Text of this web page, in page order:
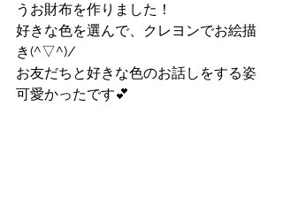
うお財布を作りました！
好きな色を選んで、クレヨンでお絵描
き(^▽^)/
お友だちと好きな色のお話しをする姿
可愛かったです💕